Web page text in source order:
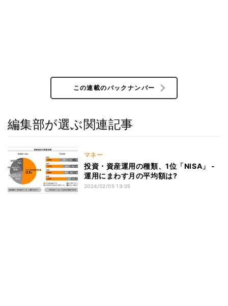
この連載のバックナンバー
編集部が選ぶ関連記事
マネー
投資・資産運用の種類、1位「NISA」 -
運用にまわす月の平均額は?
2024/02/05 13:05